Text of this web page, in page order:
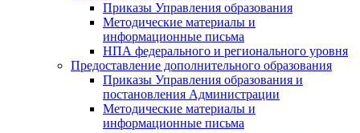
Приказы Управления образования
Методические материалы и
информационные письма
НПА федерального и регионального уровня
Предоставление дополнительного образования
Приказы Управления образования и
постановления Администрации
Методические материалы и
информационные письма